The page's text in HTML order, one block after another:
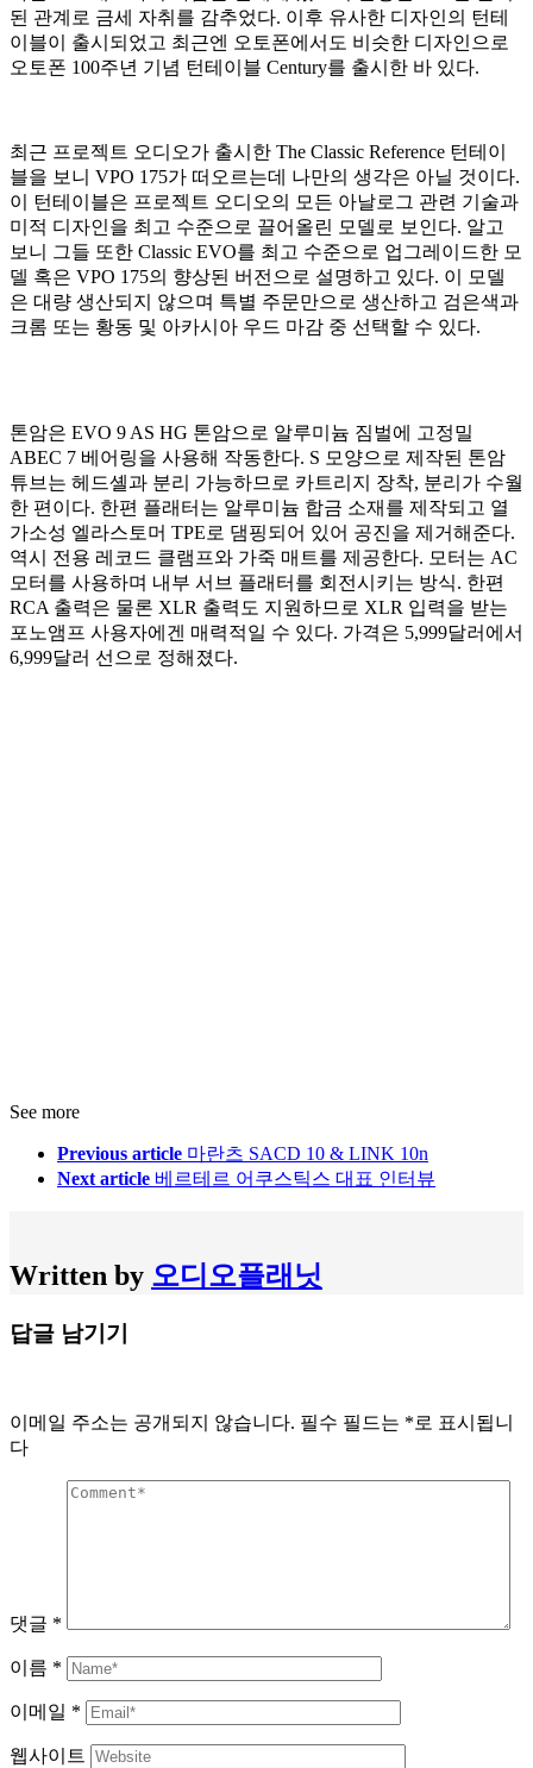
된 관계로 금세 자취를 감추었다. 이후 유사한 디자인의 턴테
이블이 출시되었고 최근엔 오토폰에서도 비슷한 디자인으로
오토폰 100주년 기념 턴테이블 Century를 출시한 바 있다.
최근 프로젝트 오디오가 출시한 The Classic Reference 턴테이
블을 보니 VPO 175가 떠오르는데 나만의 생각은 아닐 것이다.
이 턴테이블은 프로젝트 오디오의 모든 아날로그 관련 기술과
미적 디자인을 최고 수준으로 끌어올린 모델로 보인다. 알고
보니 그들 또한 Classic EVO를 최고 수준으로 업그레이드한 모
델 혹은 VPO 175의 향상된 버전으로 설명하고 있다. 이 모델
은 대량 생산되지 않으며 특별 주문만으로 생산하고 검은색과
크롬 또는 황동 및 아카시아 우드 마감 중 선택할 수 있다.
톤암은 EVO 9 AS HG 톤암으로 알루미늄 짐벌에 고정밀
ABEC 7 베어링을 사용해 작동한다. S 모양으로 제작된 톤암
튜브는 헤드셸과 분리 가능하므로 카트리지 장착, 분리가 수월
한 편이다. 한편 플래터는 알루미늄 합금 소재를 제작되고 열
가소성 엘라스토머 TPE로 댐핑되어 있어 공진을 제거해준다.
역시 전용 레코드 클램프와 가죽 매트를 제공한다. 모터는 AC
모터를 사용하며 내부 서브 플래터를 회전시키는 방식. 한편
RCA 출력은 물론 XLR 출력도 지원하므로 XLR 입력을 받는
포노앰프 사용자에겐 매력적일 수 있다. 가격은 5,999달러에서
6,999달러 선으로 정해졌다.
See more
Previous article 마란츠 SACD 10 & LINK 10n
Next article 베르테르 어쿠스틱스 대표 인터뷰
Written by 오디오플래닛
답글 남기기
이메일 주소는 공개되지 않습니다. 필수 필드는 *로 표시됩니
다
댓글 *
이름 *
이메일 *
웹사이트